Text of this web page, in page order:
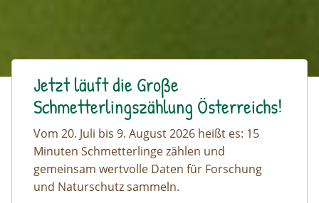
Jetzt läuft die Große
Schmetterlingszählung Österreichs!
Vom 20. Juli bis 9. August 2026 heißt es: 15
Minuten Schmetterlinge zählen und
gemeinsam wertvolle Daten für Forschung
und Naturschutz sammeln.